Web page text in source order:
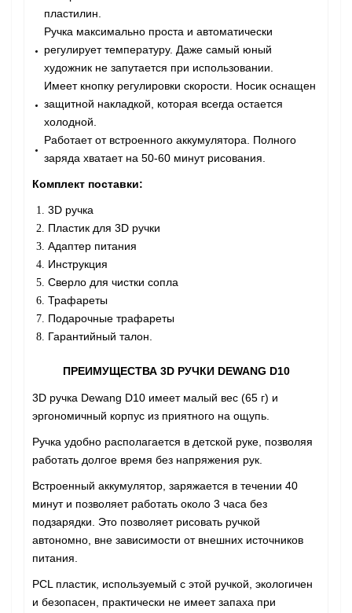
пластилин.
Ручка максимально проста и автоматически
регулирует температуру. Даже самый юный
художник не запутается при использовании.
Имеет кнопку регулировки скорости. Носик оснащен
защитной накладкой, которая всегда остается
холодной.
Работает от встроенного аккумулятора. Полного
заряда хватает на 50-60 минут рисования.
Комплект поставки:
3D ручка
Пластик для 3D ручки
Адаптер питания
Инструкция
Сверло для чистки сопла
Трафареты
Подарочные трафареты
Гарантийный талон.
ПРЕИМУЩЕСТВА 3D РУЧКИ DEWANG D10
3D ручка Dewang D10 имеет малый вес (65 г) и
эргономичный корпус из приятного на ощупь.
Ручка удобно располагается в детской руке, позволяя
работать долгое время без напряжения рук.
Встроенный аккумулятор, заряжается в течении 40
минут и позволяет работать около 3 часа без
подзарядки. Это позволяет рисовать ручкой
автономно, вне зависимости от внешних источников
питания.
PCL пластик, используемый с этой ручкой, экологичен
и безопасен, практически не имеет запаха при